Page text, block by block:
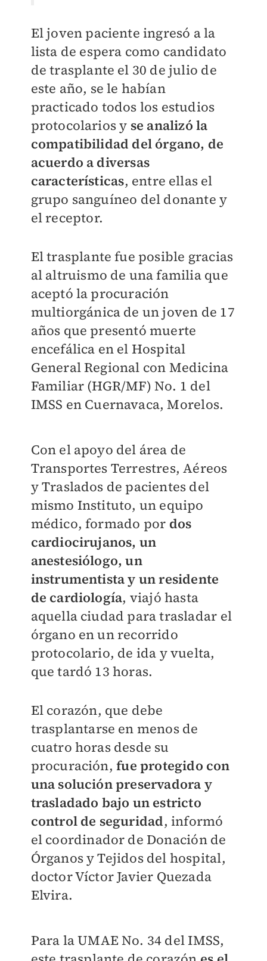
El joven paciente ingresó a la
lista de espera como candidato
de trasplante el 30 de julio de
este año, se le habían
practicado todos los estudios
protocolarios y se analizó la
compatibilidad del órgano, de
acuerdo a diversas
características, entre ellas el
grupo sanguíneo del donante y
el receptor.
El trasplante fue posible gracias
al altruismo de una familia que
aceptó la procuración
multiorgánica de un joven de 17
años que presentó muerte
encefálica en el Hospital
General Regional con Medicina
Familiar (HGR/MF) No. 1 del
IMSS en Cuernavaca, Morelos.
Con el apoyo del área de
Transportes Terrestres, Aéreos
y Traslados de pacientes del
mismo Instituto, un equipo
médico, formado por dos
cardiocirujanos, un
anestesiólogo, un
instrumentista y un residente
de cardiología, viajó hasta
aquella ciudad para trasladar el
órgano en un recorrido
protocolario, de ida y vuelta,
que tardó 13 horas.
El corazón, que debe
trasplantarse en menos de
cuatro horas desde su
procuración,fue protegido con
una solución preservadora y
trasladado bajo un estricto
control de seguridad, informó
el coordinador de Donación de
Órganos y Tejidos del hospital,
doctor Víctor Javier Quezada
Elvira.
Para la UMAE No. 34 del IMSS,